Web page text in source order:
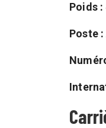
Poids :
Poste :